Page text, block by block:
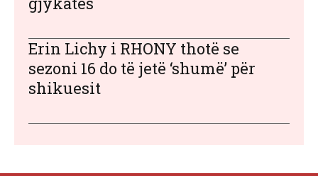
Erin Lichy i RHONY thotë se
sezoni 16 do të jetë ‘shumë’ për
shikuesit